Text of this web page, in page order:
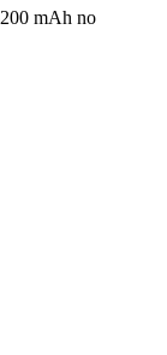
mAh no